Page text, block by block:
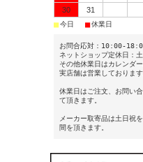
30
31
■今日 ■休業日
お問合応対：10:00-
ネットショップ定休日：
その他休業日はカレンダ
実店舗は営業しております
休業日はご注文、お問い
て頂きます。
メーカー取寄品は土日祝
間を頂きます。